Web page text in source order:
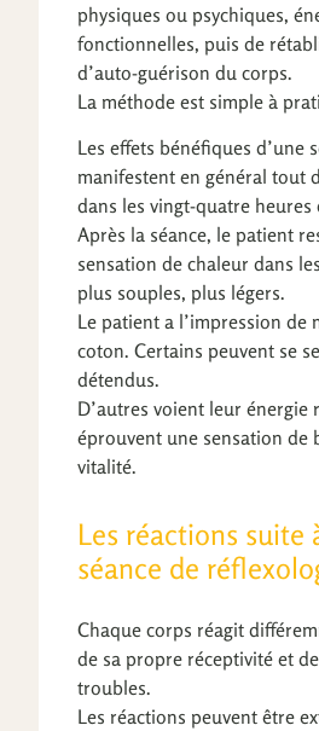
physiques ou psychiques,
fonctionnelles, puis de
d’auto-guérison du corps.
La méthode est simple à
Les effets bénéfiques d’une
manifestent en général tout
dans les vingt-quatre heures
Après la séance, le patient
sensation de chaleur dans
plus souples, plus légers.
Le patient a l’impression de
coton. Certains peuvent se
détendus.
D’autres voient leur énergie
éprouvent une sensation de
vitalité.
Les réactions suite
séance de
Chaque corps réagit
de sa propre réceptivité et
troubles.
Les réactions peuvent être